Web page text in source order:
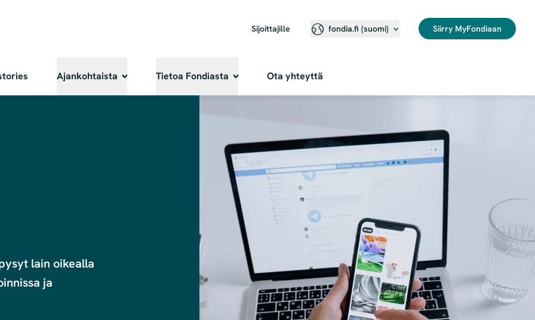
Sijoittajille fondia.fi (suomi) Siirry MyFondiaan
Ajankohtaista Tietoa Fondiasta Ota yhteyttä
lain oikealla
ja